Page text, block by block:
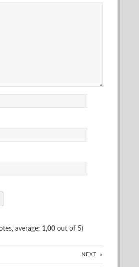
average: 1,00 out of 5)
NEXT »